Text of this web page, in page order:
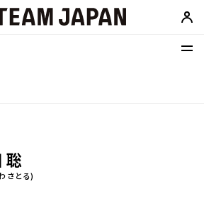
聡
さとる)